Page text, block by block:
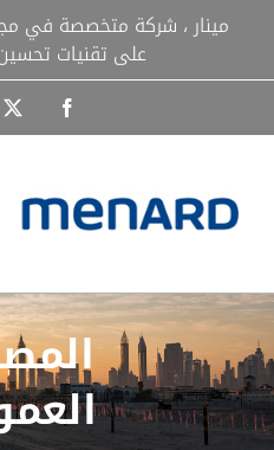
content
مينار ، شركة متخصصة في
على تقنيات
X